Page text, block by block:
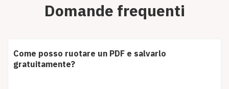
Domande frequenti
Come posso ruotare un PDF e salvarlo
gratuitamente?